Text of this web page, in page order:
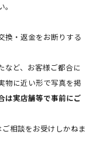
換・返金をお断りする
など、お客様ご都合に
物に近い形で写真を掲
は実店舗等で事前にご
ご相談をお受けしかねま